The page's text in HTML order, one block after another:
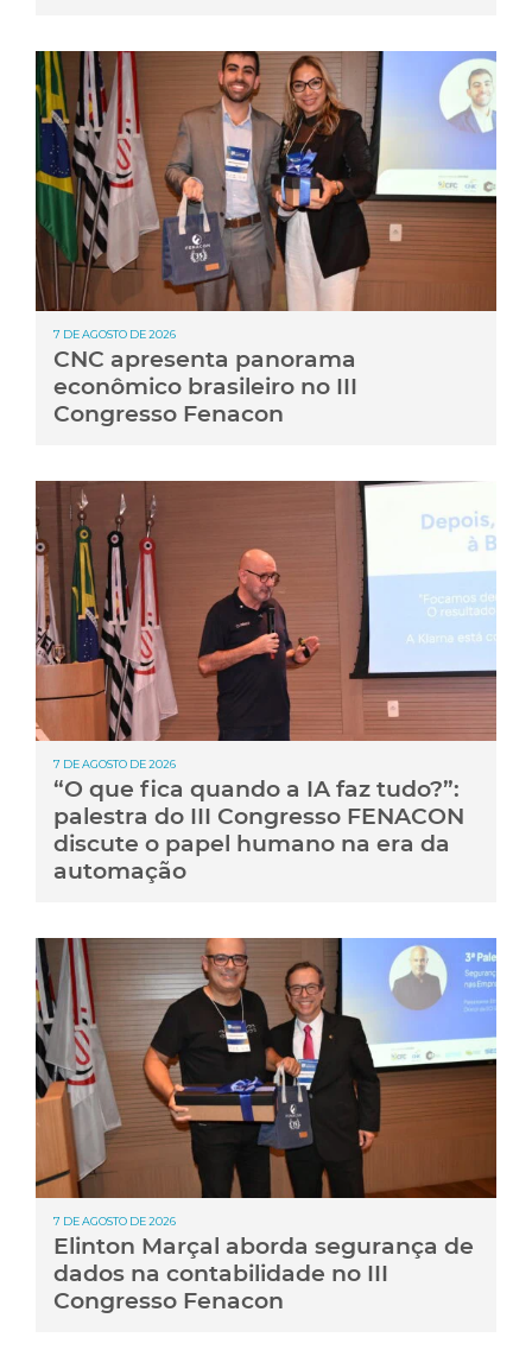
7 DE AGOSTO DE 2026
CNC apresenta panorama
econômico brasileiro no III
Congresso Fenacon
7 DE AGOSTO DE 2026
“O que fica quando a IA faz tudo?”:
palestra do III Congresso FENACON
discute o papel humano na era da
automação
7 DE AGOSTO DE 2026
Elinton Marçal aborda segurança de
dados na contabilidade no III
Congresso Fenacon